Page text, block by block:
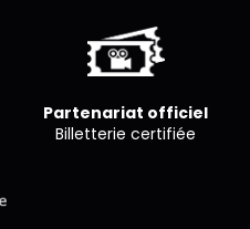
Partenariat officiel
Billetterie certifiée